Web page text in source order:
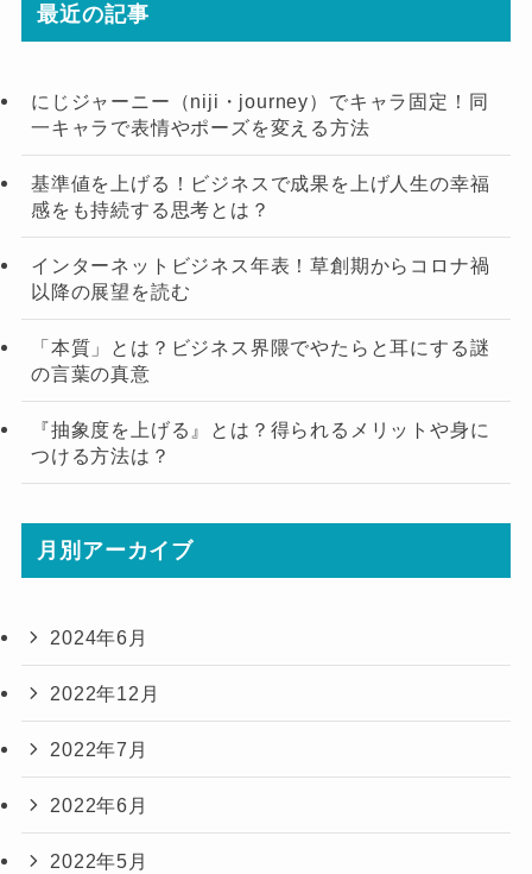
最近の記事
にじジャーニー（niji・journey）でキャラ固定！同
一キャラで表情やポーズを変える方法
基準値を上げる！ビジネスで成果を上げ人生の幸福
感をも持続する思考とは？
インターネットビジネス年表！草創期からコロナ禍
以降の展望を読む
「本質」とは？ビジネス界隈でやたらと耳にする謎
の言葉の真意
『抽象度を上げる』とは？得られるメリットや身に
つける方法は？
月別アーカイブ
2024年6月
2022年12月
2022年7月
2022年6月
2022年5月